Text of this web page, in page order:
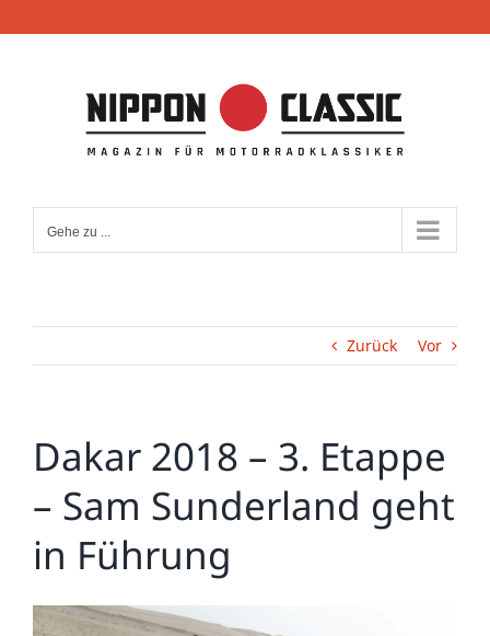
Inhalt
Gehe zu ...
Zurück Vor
Dakar 2018 – 3. Etappe
– Sam Sunderland geht
in Führung
Zeige